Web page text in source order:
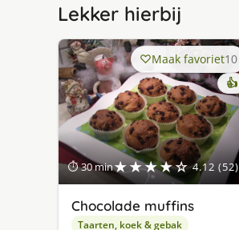
Lekker hierbij
⏱ 30 min★★★★☆ 4.12 (52)
Maak favoriet10
👍
Chocolade muffins
Taarten, koek & gebak